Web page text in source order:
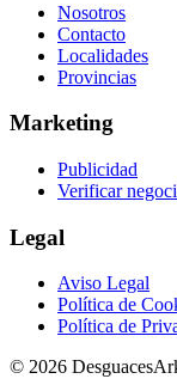
Nosotros
Contacto
Localidades
Provincias
Marketing
Publicidad
Verificar
Legal
Aviso Legal
Política de
Política de
© 2026